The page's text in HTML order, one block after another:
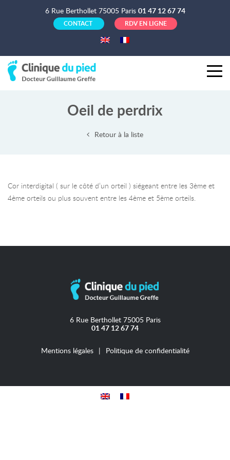
6 Rue Berthollet 75005 Paris 01 47 12 67 74
CONTACT RDV EN LIGNE
Oeil de perdrix
Retour à la liste
Cor interdigital ( sur le côté d’un orteil ) siégeant entre les 3ème et
4ème orteils ou plus souvent entre les 4ème et 5ème orteils.
6 Rue Berthollet 75005 Paris
01 47 12 67 74
Mentions légales Politique de confidentialité